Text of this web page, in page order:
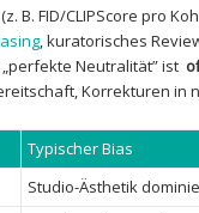
(z. B. FID/CLIPScore pro
, kuratorisches
Neutralität” ist
Korrekturen in
Typischer Bias
Studio-Ästhetik